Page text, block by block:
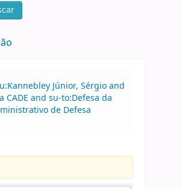
Júnior, Sérgio and
and su-to:Defesa da
de Defesa